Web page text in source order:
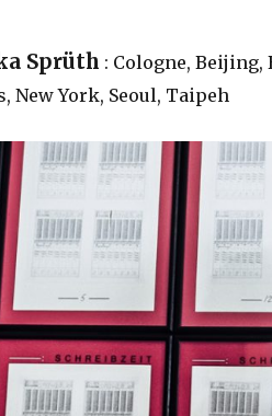
Sprüth : Cologne, Beijing,
New York, Seoul, Taipeh